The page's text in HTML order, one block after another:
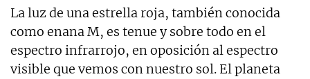
La luz de una estrella roja, también conocida
como enana M, es tenue y sobre todo en el
espectro infrarrojo, en oposición al espectro
visible que vemos con nuestro sol. El planeta